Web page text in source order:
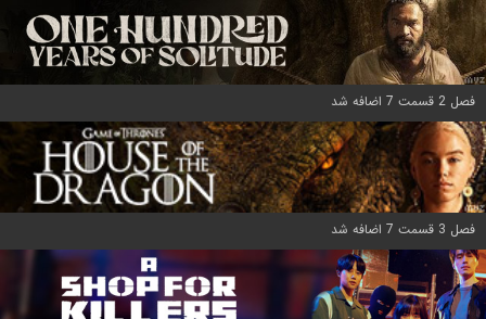
فصل 2 قسمت 7 اضافه شد
فصل 3 قسمت 7 اضافه شد